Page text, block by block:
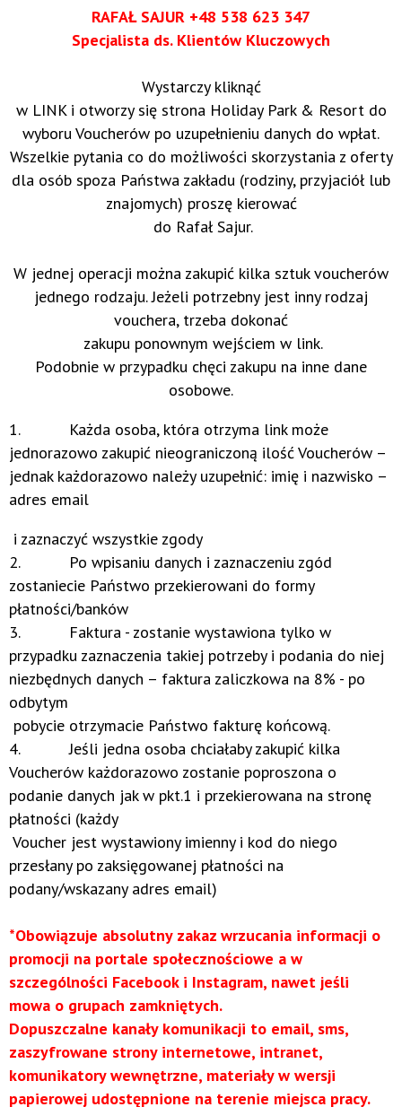
RAFAŁ SAJUR +48 538 623 347
Specjalista ds. Klientów Kluczowych
Wystarczy kliknąć
w LINK i otworzy się strona Holiday Park & Resort do
wyboru Voucherów po uzupełnieniu danych do wpłat.
Wszelkie pytania co do możliwości skorzystania z oferty
dla osób spoza Państwa zakładu (rodziny, przyjaciół lub
znajomych) proszę kierować
do Rafał Sajur.
W jednej operacji można zakupić kilka sztuk voucherów
jednego rodzaju. Jeżeli potrzebny jest inny rodzaj
vouchera, trzeba dokonać
zakupu ponownym wejściem w link.
Podobnie w przypadku chęci zakupu na inne dane
osobowe.
1. Każda osoba, która otrzyma link może
jednorazowo zakupić nieograniczoną ilość Voucherów –
jednak każdorazowo należy uzupełnić: imię i nazwisko –
adres email
i zaznaczyć wszystkie zgody
2. Po wpisaniu danych i zaznaczeniu zgód
zostaniecie Państwo przekierowani do formy
płatności/banków
3. Faktura - zostanie wystawiona tylko w
przypadku zaznaczenia takiej potrzeby i podania do niej
niezbędnych danych – faktura zaliczkowa na 8% - po
odbytym
pobycie otrzymacie Państwo fakturę końcową.
4. Jeśli jedna osoba chciałaby zakupić kilka
Voucherów każdorazowo zostanie poproszona o
podanie danych jak w pkt.1 i przekierowana na stronę
płatności (każdy
Voucher jest wystawiony imienny i kod do niego
przesłany po zaksięgowanej płatności na
podany/wskazany adres email)
*Obowiązuje absolutny zakaz wrzucania informacji o
promocji na portale społecznościowe a w
szczególności Facebook i Instagram, nawet jeśli
mowa o grupach zamkniętych.
Dopuszczalne kanały komunikacji to email, sms,
zaszyfrowane strony internetowe, intranet,
komunikatory wewnętrzne, materiały w wersji
papierowej udostępnione na terenie miejsca pracy.